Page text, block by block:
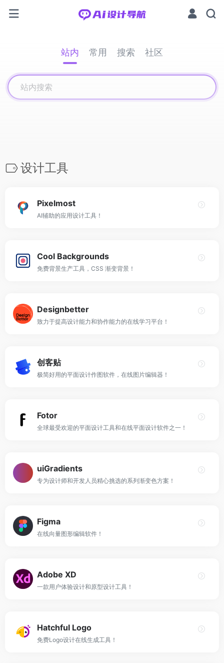
站内 常用 搜索 社区
设计工具
Pixelmost
AI辅助的应用设计工具！
Cool Backgrounds
免费背景生产工具，CSS 渐变背景！
Designbetter
致力于提高设计能力和协作能力的在线学习平台！
创客贴
极简好用的平面设计作图软件，在线图片编辑器！
Fotor
全球最受欢迎的平面设计工具和在线平面设计软件之一！
uiGradients
专为设计师和开发人员精心挑选的系列渐变色方案！
Figma
在线向量图形编辑软件！
Adobe XD
一款用户体验设计和原型设计工具！
Hatchful Logo
免费Logo设计在线生成工具！